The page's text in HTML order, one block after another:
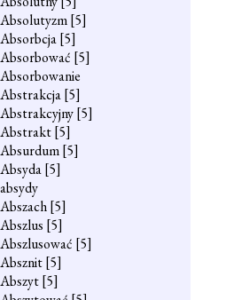
Absolutyzm[5]
Absorbcja[5]
Absorbować [5]
Absorbowanie
Abstrakcja[5]
Abstrakcyjny[5]
Abstrakt[5]
Absurdum[5]
Absyda[5]
absydy
Abszach[5]
Abszlus [5]
Abszlusować [5]
Absznit[5]
Abszyt[5]